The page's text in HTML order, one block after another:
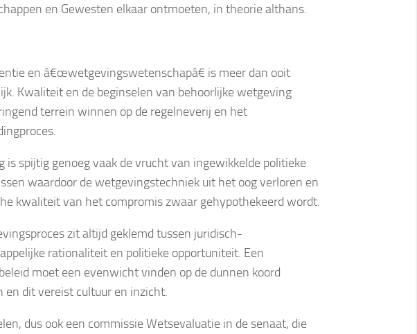
en Gewesten elkaar ontmoeten, in theorie althans.
en â€œwetgevingswetenschapâ€ is meer dan ooit
Kwaliteit en de beginselen van behoorlijke wetgeving
terrein winnen op de regelneverij en het
is spijtig genoeg vaak de vrucht van ingewikkelde politieke
waardoor de wetgevingstechniek uit het oog verloren en
kwaliteit van het compromis zwaar gehypothekeerd wordt.
zit altijd geklemd tussen juridisch-
rationaliteit en politieke opportuniteit. Een
moet een evenwicht vinden op de dunnen koord
en dit vereist cultuur en inzicht.
dus ook een commissie Wetsevaluatie in de senaat, die